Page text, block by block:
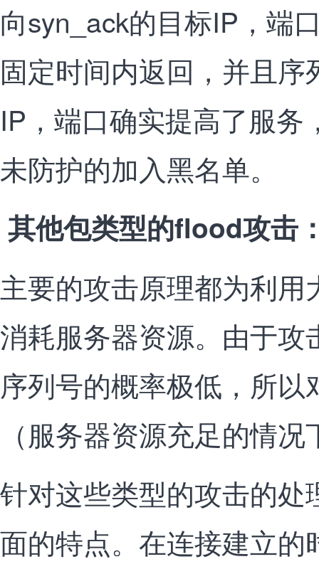
向syn_ack的目标IP，端
固定时间内返回，并且
IP，端口确实提高了服务
未防护的加入黑名单。
其他包类型的flood攻击
主要的攻击原理都为利
消耗服务器资源。由于
序列号的概率极低，所
（服务器资源充足的情况
针对这些类型的攻击的处
面的特点。在连接建立的